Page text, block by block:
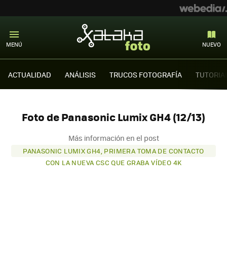
MENÚ NUEVO
ACTUALIDAD ANÁLISIS TRUCOS FOTOGRAFÍA
Foto de Panasonic Lumix GH4 (12/13)
Más información en el post
PANASONIC LUMIX GH4, PRIMERA TOMA DE CONTACTO
CON LA NUEVA CSC QUE GRABA VÍDEO 4K